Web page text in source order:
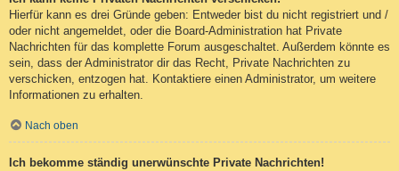
Hierfür kann es drei Gründe geben: Entweder bist du nicht registriert und /
oder nicht angemeldet, oder die Board-Administration hat Private
Nachrichten für das komplette Forum ausgeschaltet. Außerdem könnte es
sein, dass der Administrator dir das Recht, Private Nachrichten zu
verschicken, entzogen hat. Kontaktiere einen Administrator, um weitere
Informationen zu erhalten.
Nach oben
Ich bekomme ständig unerwünschte Private Nachrichten!